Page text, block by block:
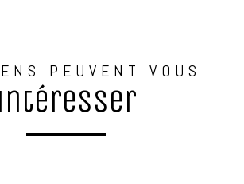
PEUVENT VOUS
intéresser